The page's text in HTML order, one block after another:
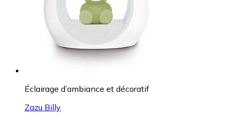
Éclairage d’ambiance et décoratif
Zazu Billy